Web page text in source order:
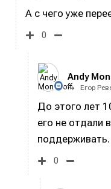
А с чего уже
0
Andy
Егор
До этого лет
его не отдали
поддерживать.
0